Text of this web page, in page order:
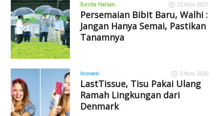
Berita Harian 22 Nov 2021
Persemaian Bibit Baru, Walhi :
Jangan Hanya Semai, Pastikan
Tanamnya
Inovasi 5 Nov 2020
LastTissue, Tisu Pakai Ulang
Ramah Lingkungan dari
Denmark